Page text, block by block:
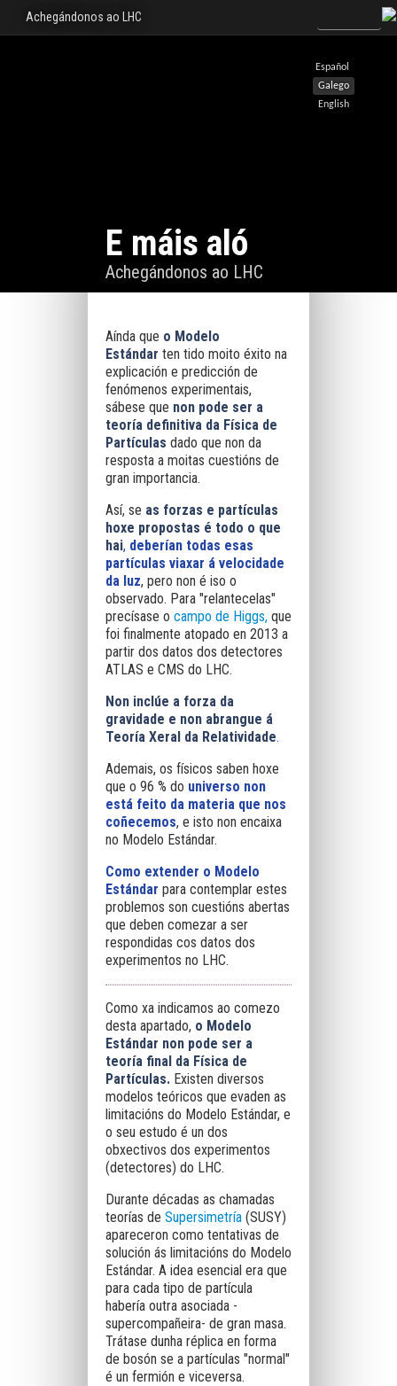
Español
Galego
English
Achegándonos ao LHC
E máis aló
Achegándonos ao LHC
Aínda que o Modelo
Estándar ten tido moito éxito na
explicación e predicción de
fenómenos experimentais,
sábese que non pode ser a
teoría definitivada Física de
Partículas dado que non da
resposta a moitas cuestións de
gran importancia.
Así, se as forzas e partículas
hoxe propostas é todo o que
hai, deberían todas esas
partículas viaxar á velocidade
da luz, pero non é iso o
observado. Para "relantecelas"
precísase o campo de Higgs, que
foi finalmente atopado en 2013 a
partir dos datos dos detectores
ATLAS e CMS do LHC.
Non inclúe a forza da
gravidade e non abrangue á
Teoría Xeral da Relatividade.
Ademais, os físicos saben hoxe
que o 96 % do universo non
está feito da materia que nos
coñecemos, e isto non encaixa
no Modelo Estándar.
Como extender o Modelo
Estándar para contemplar estes
problemos son cuestións abertas
que deben comezar a ser
respondidas cos datos dos
experimentos no LHC.
Como xa indicamos ao comezo
desta apartado, o Modelo
Estándar non pode ser a
teoría final da Física de
Partículas.Existen diversos
modelos teóricos que evaden as
limitacións do Modelo Estándar, e
o seu estudo é un dos
obxectivos dos experimentos
(detectores) do LHC.
Durante décadas as chamadas
teorías de Supersimetría(SUSY)
apareceron como tentativas de
solución ás limitacións do Modelo
Estándar. A idea esencial era que
para cada tipo de partícula
habería outra asociada -
supercompañeira- de gran masa.
Trátase dunha réplica en forma
de bosón se a partículas "normal"
é un fermión e viceversa.